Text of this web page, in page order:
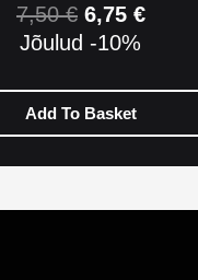
7,50€ 6,75 €
Jõulud -10%
Add To Basket